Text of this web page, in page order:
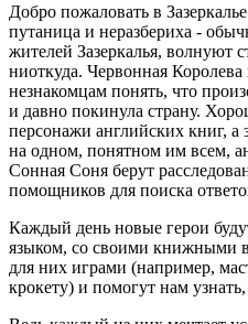
Добро пожаловать в
путаница и неразбериха -
жителей Зазеркалья, волнуют
ниоткуда. Червонная Королева
незнакомцам понять, что
и давно покинула страну.
персонажи английских книг, а
на одном, понятном им всем,
Сонная Соня берут
помощников для поиска
Каждый день новые герои
языком, со своими книжными
для них играми (например,
крокету) и помогут нам